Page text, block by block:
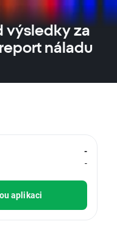
výsledky za
náladu
-
-
aplikaci